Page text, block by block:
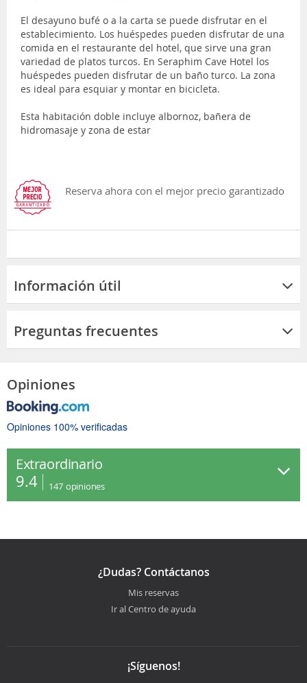
El desayuno bufé o a la carta se puede disfrutar en el
establecimiento. Los huéspedes pueden disfrutar de una
comida en el restaurante del hotel, que sirve una gran
variedad de platos turcos. En Seraphim Cave Hotel los
huéspedes pueden disfrutar de un baño turco. La zona
es ideal para esquiar y montar en bicicleta.
Esta habitación doble incluye albornoz, bañera de
hidromasaje y zona de estar
Reserva ahora con el mejor precio garantizado
Información útil
Preguntas frecuentes
Opiniones
Opiniones 100% verificadas
Extraordinario
9.4 147 opiniones
¿Dudas? Contáctanos
Mis reservas
Ir al Centro de ayuda
¡Síguenos!